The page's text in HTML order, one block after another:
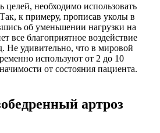
целей, необходимо использовать
к примеру, прописав уколы в
об уменьшении нагрузки на
все благоприятное воздействие
Не удивительно, что в мировой
используют от 2 до 10
от состояния пациента.
артроз